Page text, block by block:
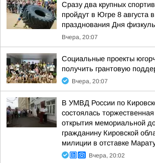
Сразу два крупных
пройдут в Югре 8 августа
празднования Дня
Вчера, 20:07
Социальные проекты
получить грантовую
Вчера, 20:07
В УМВД России по
состоялась
открытия мемориальной
гражданину Кировской
милиции в отставке
Вчера, 20:02